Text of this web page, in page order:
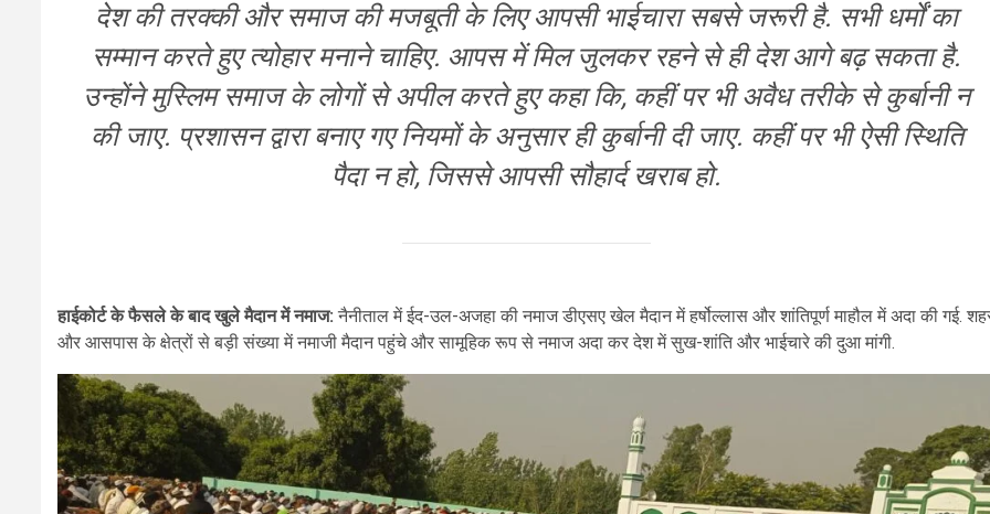
देश की तरक्की और समाज की मजबूती के लिए आपसी भाईचारा सबसे जरूरी है. सभी धर्मों का
सम्मान करते हुए त्योहार मनाने चाहिए. आपस में मिल जुलकर रहने से ही देश आगे बढ़ सकता है.
उन्होंने मुस्लिम समाज के लोगों से अपील करते हुए कहा कि, कहीं पर भी अवैध तरीके से कुर्बानी न
की जाए. प्रशासन द्वारा बनाए गए नियमों के अनुसार ही कुर्बानी दी जाए. कहीं पर भी ऐसी स्थिति
पैदा न हो, जिससे आपसी सौहार्द खराब हो.
हाईकोर्ट के फैसले के बाद खुले मैदान में नमाज: नैनीताल में ईद-उल-अजहा की नमाज डीएसए खेल मैदान में हर्षोल्लास और शांतिपूर्ण माहौल में अदा की गई.
और आसपास के क्षेत्रों से बड़ी संख्या में नमाजी मैदान पहुंचे और सामूहिक रूप से नमाज अदा कर देश में सुख-शांति और भाईचारे की दुआ मांगी.